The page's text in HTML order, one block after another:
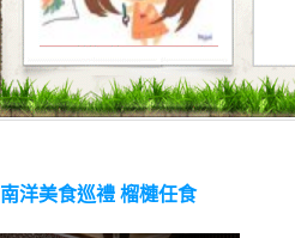
南洋美食巡禮 榴槤任食